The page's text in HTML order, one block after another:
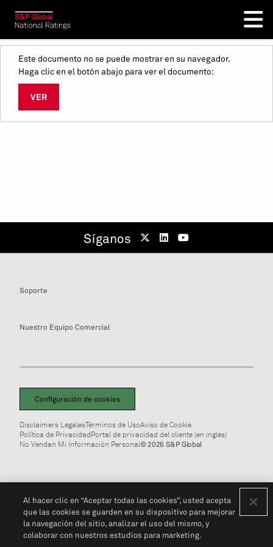
Este documento no se puede mostrar en su navegador.
Haga clic en el botón abajo para ver el documento:
VER
Síganos
Soporte
Nuestro Equipo Comercial
Configuración de cookies
Disclaimers LegalesTérminos de UsoAviso de Cookie
Política de PrivacidadPortal de privacidad del cliente (en inglés)
No Vendan Mi Información Personal© 2026 S&P Global
Al hacer clic en “Aceptar todas las cookies”, usted acepta
que las cookies se guarden en su dispositivo para mejorar
la navegación del sitio, analizar el uso del mismo, y
colaborar con nuestros estudios para marketing.